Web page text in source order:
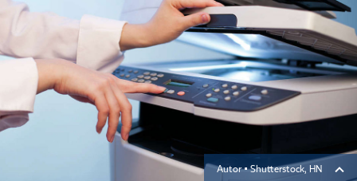
Autor ▪Shutterstock, HN